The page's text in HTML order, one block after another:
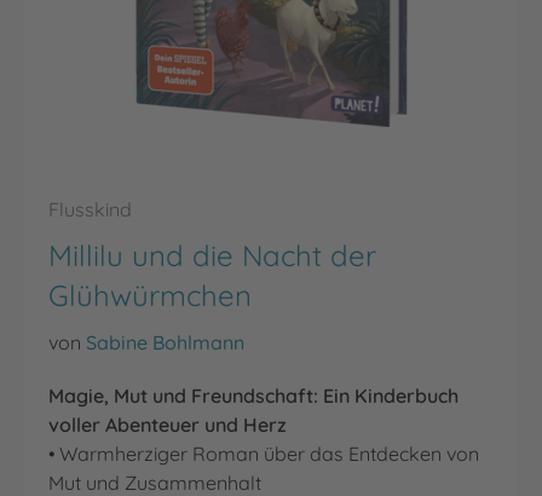
Flusskind
Millilu und die Nacht der
Glühwürmchen
von Sabine Bohlmann
Magie, Mut und Freundschaft: Ein Kinderbuch
voller Abenteuer und Herz
• Warmherziger Roman über das Entdecken von
Mut und Zusammenhalt